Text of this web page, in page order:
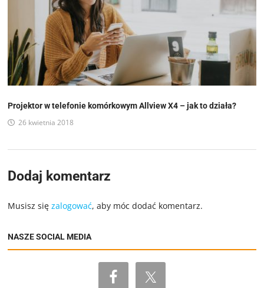
Projektor w telefonie komórkowym Allview X4 – jak to działa?
26 kwietnia 2018
Dodaj komentarz
Musisz sięzalogować, aby móc dodać komentarz.
NASZE SOCIAL MEDIA